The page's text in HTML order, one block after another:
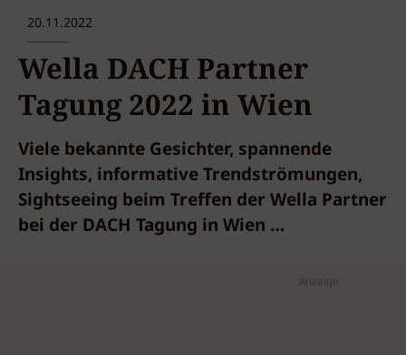
20.11.2022
Wella DACH Partner
Tagung 2022 in Wien
Viele bekannte Gesichter, spannende
Insights, informative Trendströmungen,
Sightseeing beim Treffen der Wella Partner
bei der DACH Tagung in Wien …
Anzeige